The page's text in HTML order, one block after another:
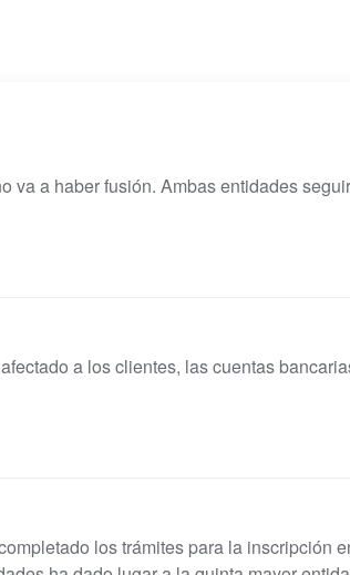
va a haber fusión. Ambas entidades
a los clientes, las cuentas
los trámites para la inscripción